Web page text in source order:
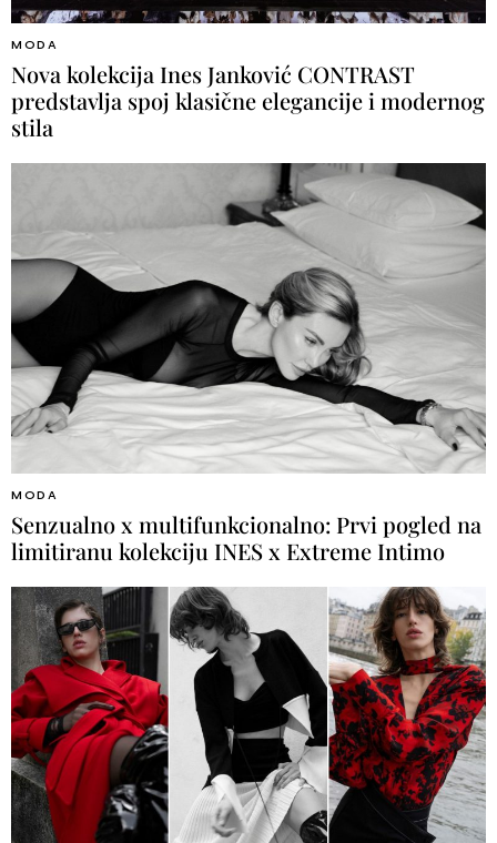
MODA
Nova kolekcija Ines Janković CONTRAST
predstavlja spoj klasične elegancije i modernog
stila
MODA
Senzualno x multifunkcionalno: Prvi pogled na
limitiranu kolekciju INES x Extreme Intimo